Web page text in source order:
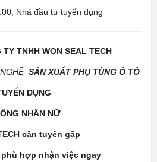
Nhà đầu tư tuyển dụng
TY TNHH WON SEAL TECH
SẢN XUẤT PHỤ TÙNG Ô TÔ
DỤNG
NHÂN NỮ
cần tuyển gấp
hợp nhận việc ngay